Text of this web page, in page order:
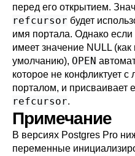
перед его открытием.
refcursor будет
имя портала. Однако
имеет значение NULL
умолчанию), OPEN
которое не конфликтует
порталом, и присваивает
refcursor.
Примечание
В версиях Postgres Pro
переменные